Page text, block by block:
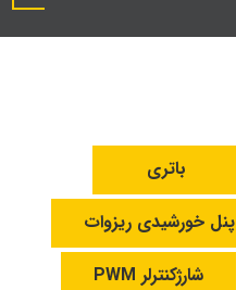
باتری
پنل خورشیدی ریزوات
شارژکنترلر PWM